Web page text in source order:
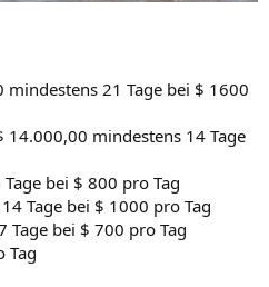
21 Tage bei $ 1600
14.000,00 mindestens 14 Tage
bei $ 800 pro Tag
Tage bei $ 1000 pro Tag
bei $ 700 pro Tag
Tag